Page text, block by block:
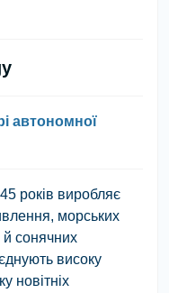
автономної
років виробляє
морських
й сонячних
високу
новітніх